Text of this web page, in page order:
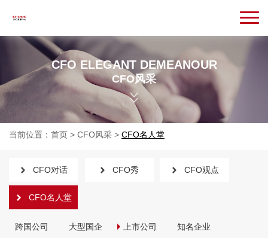
CFO ELEGANT DEMEANOUR
CFO风采
当前位置： 首页 > CFO风采 > CFO名人堂
CFO对话 CFO秀 CFO观点
CFO名人堂
跨国公司 大型国企 上市公司 知名企业